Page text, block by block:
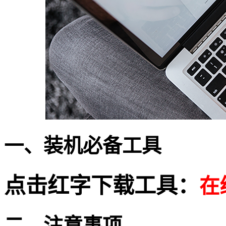
一、 装机必备工具
点击红字下载工具： 在